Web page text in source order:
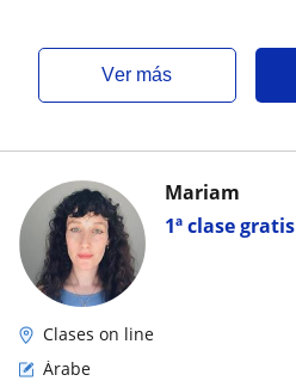
ver más
1ª clase gratis
Mariam
Clases on line
Árabe